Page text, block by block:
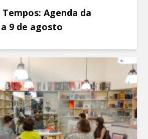
Agenda da
9 de agosto